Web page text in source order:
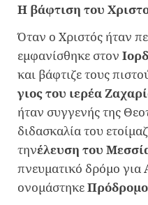
Η βάφτιση του
Όταν ο Χριστός ήταν
εμφανίσθηκε στον
και βάφτιζε τους
γιος του ιερέα
ήταν συγγενής της
διδασκαλία του
τηνέλευση του
πνευματικό δρόμο για
ονομάστηκε